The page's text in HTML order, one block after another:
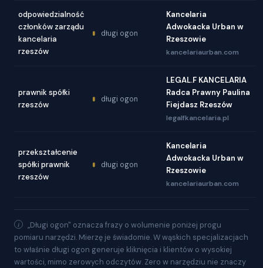
odpowiedzialność
członków zarządu
kancelaria
rzeszów
długi ogon
Kancelaria
Adwokacka Urban w
Rzeszowie
kancelariaurban.com
prawnik spółki
rzeszów
długi ogon
LEGAL.F KANCELARIA
Radca Prawny Paulina
Fiejdasz Rzeszów
legalfkancelaria.pl
przekształcenie
spółki prawnik
rzeszów
długi ogon
Kancelaria
Adwokacka Urban w
Rzeszowie
kancelariaurban.com
„Długi ogon" oznacza frazy o wolumenie poniżej progu
pomiaru narzędzi. Mierzę je świadomie. W wąskich specjalizacjach
to właśnie długi ogon generuje kliknięcia i klientów o wysokiej
wartości, mimo zerowych odczytów. Zero w narzędziu nie znaczy